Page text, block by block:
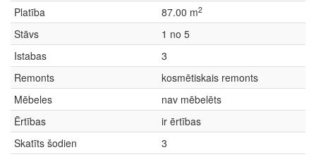
Platība
87.00 m2
Stāvs
1 no 5
Istabas
3
Remonts
kosmētiskais remonts
Mēbeles
nav mēbelēts
Ērtības
ir ērtības
Skatīts šodien
3